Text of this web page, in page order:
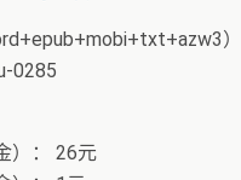
0285
）： 26元